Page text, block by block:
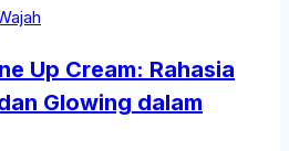
Up Cream: Rahasia
Glowing dalam